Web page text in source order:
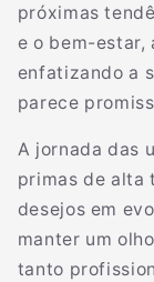
próximas
e o bem-estar,
enfatizando a
parece
A jornada das
primas de alta
desejos em
manter um
tanto